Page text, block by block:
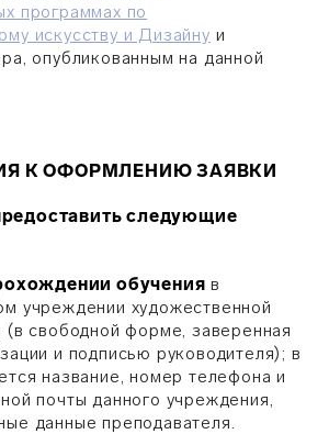
программах по
искусству и Дизайну и
опубликованным на данной
К ОФОРМЛЕНИЮ ЗАЯВКИ
следующие
обучения в
учреждении художественной
(в свободной форме, заверенная
и подписью руководителя); в
название, номер телефона и
почты данного учреждения,
данные преподавателя.